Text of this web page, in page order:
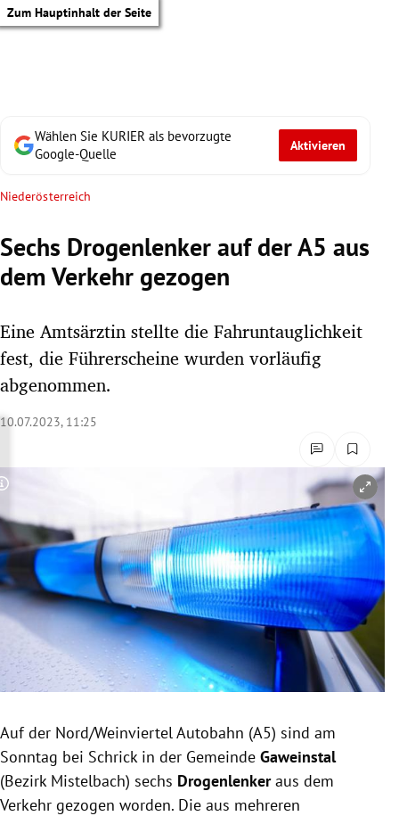
Zum Hauptinhalt der Seite
Untermenü
Untermenü
Untermenü
Untermenü
Untermenü
Untermenü
Untermenü
Wählen Sie KURIER als bevorzugte
Google-Quelle
Aktivieren
Niederösterreich
Sechs Drogenlenker auf der A5 aus
dem Verkehr gezogen
Eine Amtsärztin stellte die Fahruntauglichkeit
fest, die Führerscheine wurden vorläufig
abgenommen.
10.07.2023, 11:25
Copyright-Hinweis öffnen/schließen
Auf der Nord/Weinviertel Autobahn (A5) sind am
Sonntag bei Schrick in der Gemeinde Gaweinstal
(Bezirk Mistelbach) sechs Drogenlenkeraus dem
Verkehr gezogen worden. Die aus mehreren